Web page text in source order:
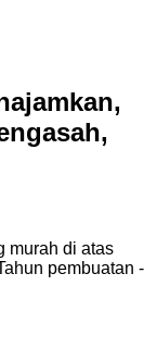
murah di atas
pembuatan -